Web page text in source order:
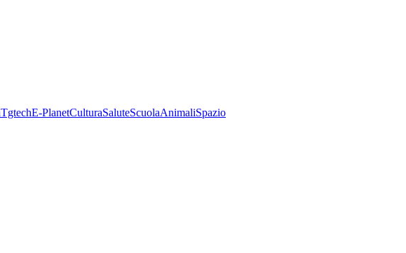
TgtechE-PlanetCulturaSaluteScuolaAnimaliSpazio